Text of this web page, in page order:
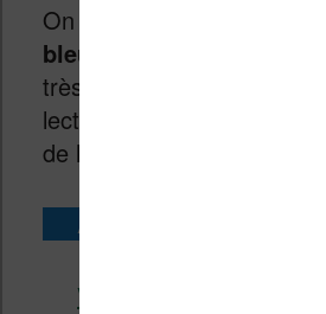
On notera l’ajout d’
un
bleue
très attractive pour les
lectrices qui cherchent un
de lecture. Vous pouvez
Acheter la liseuse
Vivlio InkPad 4 chez